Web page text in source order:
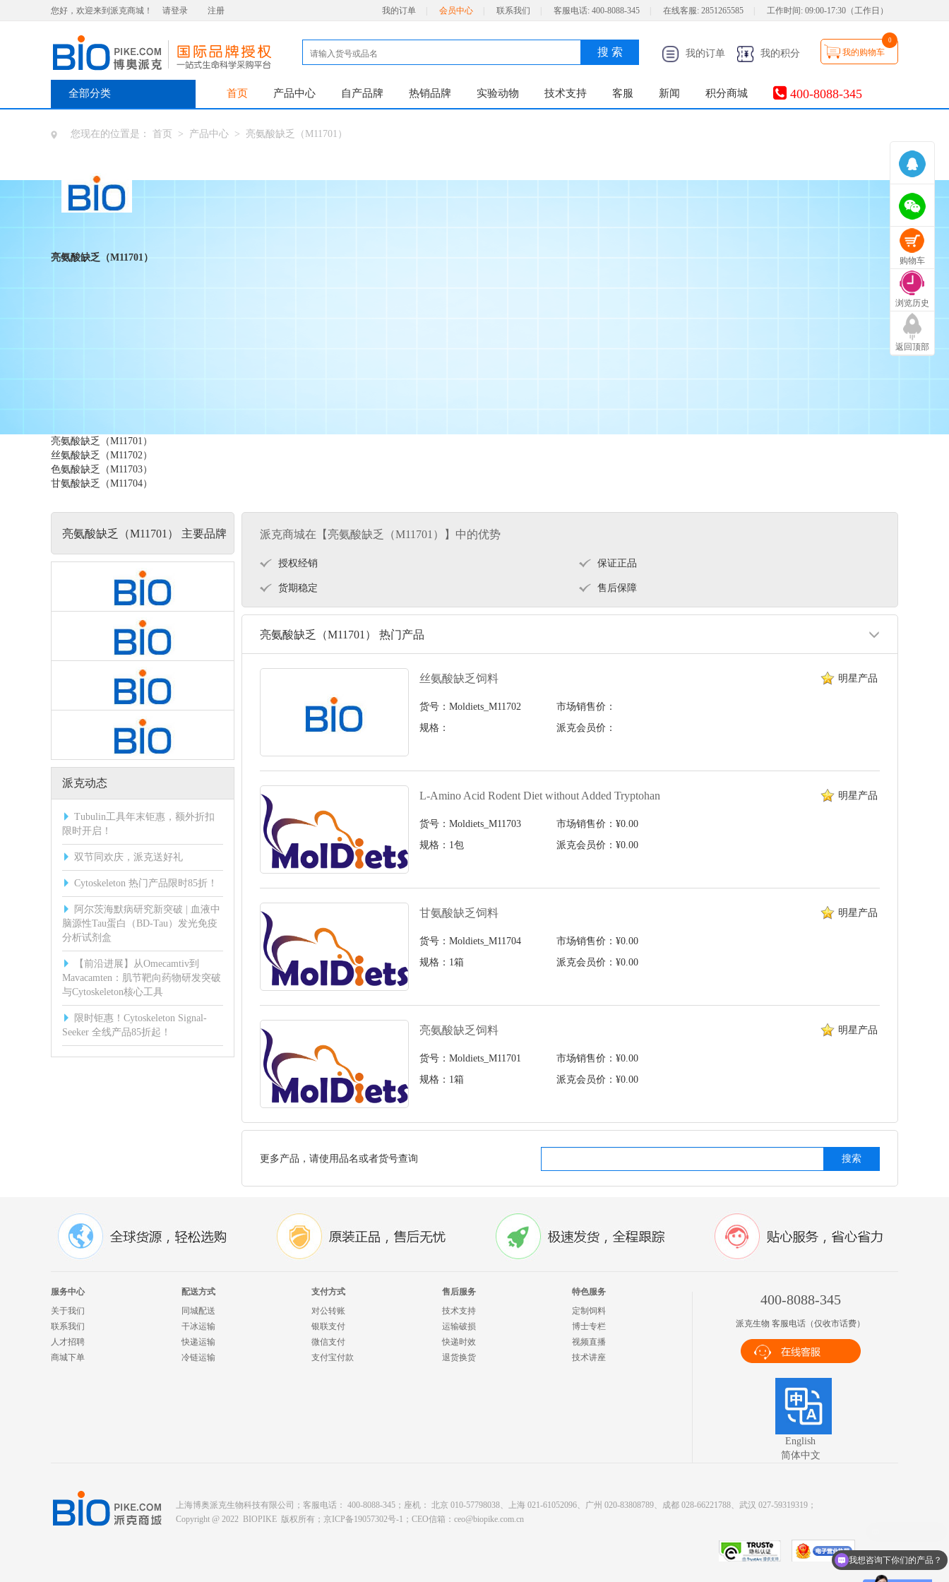
您好，欢迎来到派克商城！ 请登录 注册 我的订单 会员中心 联系我们 客服电话: 400-8088-345 在线客服: 2851265585 工作时间: 09:00-17:30（工作日）
搜 索 我的订单 我的积分 我的购物车
0
全部分类 首页 产品中心 自产品牌 热销品牌 实验动物 技术支持 客服 新闻 积分商城 400-8088-345
您现在的位置是： 首页 > 产品中心 > 亮氨酸缺乏（M11701）
亮氨酸缺乏（M11701）
亮氨酸缺乏（M11701）
丝氨酸缺乏（M11702）
色氨酸缺乏（M11703）
甘氨酸缺乏（M11704）
亮氨酸缺乏（M11701） 主要品牌
派克动态
Tubulin工具年末钜惠，额外折扣
限时开启！
双节同欢庆，派克送好礼
Cytoskeleton 热门产品限时85折！
阿尔茨海默病研究新突破 | 血液中
脑源性Tau蛋白（BD-Tau）发光免疫
分析试剂盒
【前沿进展】从Omecamtiv到
Mavacamten：肌节靶向药物研发突破
与Cytoskeleton核心工具
限时钜惠！Cytoskeleton Signal-
Seeker 全线产品85折起！
派克商城在【亮氨酸缺乏（M11701）】中的优势
授权经销 保证正品
货期稳定 售后保障
亮氨酸缺乏（M11701） 热门产品
丝氨酸缺乏饲料 明星产品
货号：Moldiets_M11702
市场销售价：
规格：
派克会员价：
L-Amino Acid Rodent Diet without Added Tryptohan 明星产品
货号：Moldiets_M11703
市场销售价：¥0.00
规格：1包
派克会员价：¥0.00
甘氨酸缺乏饲料 明星产品
货号：Moldiets_M11704
市场销售价：¥0.00
规格：1箱
派克会员价：¥0.00
亮氨酸缺乏饲料 明星产品
货号：Moldiets_M11701
市场销售价：¥0.00
规格：1箱
派克会员价：¥0.00
更多产品，请使用品名或者货号查询 搜索
服务中心
关于我们
联系我们
人才招聘
商城下单
配送方式
同城配送
干冰运输
快递运输
冷链运输
支付方式
对公转账
银联支付
微信支付
支付宝付款
售后服务
技术支持
运输破损
快递时效
退货换货
特色服务
定制饲料
博士专栏
视频直播
技术讲座
400-8088-345
派克生物 客服电话（仅收市话费）
English
简体中文
上海博奥派克生物科技有限公司；客服电话： 400-8088-345；座机： 北京 010-57798038、上海 021-61052096、广州 020-83808789、成都 028-66221788、武汉 027-59319319；
Copyright @ 2022 BIOPIKE 版权所有； 京ICP备19057302号-1 ；CEO信箱： ceo@biopike.com.cn
购物车
浏览历史
返回顶部
我想咨询下你们的产品？